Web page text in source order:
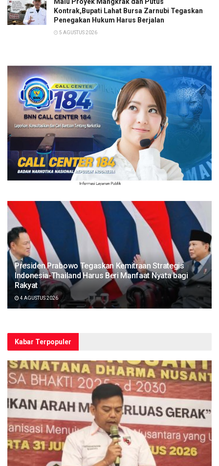
Kontrak,Bupati Lahat Bursa Zarnubi Tegaskan
Penegakan Hukum Harus Berjalan
5 AGUSTUS 2026
Presiden Prabowo Tegaskan Kemitraan Strategis
Indonesia-Thailand Harus Beri Manfaat Nyata bagi
Rakyat
4 AGUSTUS 2026
Kabar Terpopuler